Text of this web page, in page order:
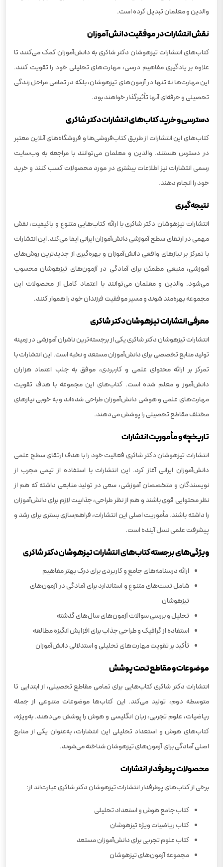
والدین و معلمان تبدیل کرده است.
نقش انتشارات در موفقیت دانش‌آموزان
کتاب‌های انتشارات تیزهوشان دکتر شاکری به دانش‌آموزان کمک می‌کنند تا
علاوه بر یادگیری مفاهیم درسی، مهارت‌های تحلیلی خود را تقویت کنند.
این مهارت‌ها نه تنها در آزمون‌های تیزهوشان، بلکه در تمامی مراحل زندگی
تحصیلی و حرفه‌ای آنها تأثیرگذار خواهند بود.
دسترسی و خرید کتاب‌های انتشارات دکتر شاکری
کتاب‌های این انتشارات از طریق کتاب‌فروشی‌ها و فروشگاه‌های آنلاین معتبر
در دسترس هستند. والدین و معلمان می‌توانند با مراجعه به وب‌سایت
رسمی انتشارات نیز اطلاعات بیشتری در مورد محصولات کسب کنند و خرید
خود را انجام دهند.
نتیجه‌گیری
انتشارات تیزهوشان دکتر شاکری با ارائه کتاب‌هایی متنوع و باکیفیت، نقش
مهمی در ارتقای سطح آموزشی دانش‌آموزان ایرانی ایفا می‌کند. این انتشارات
با تمرکز بر نیازهای واقعی دانش‌آموزان و بهره‌گیری از جدیدترین روش‌های
آموزشی، منبعی مطمئن برای آمادگی در آزمون‌های تیزهوشان محسوب
می‌شود. والدین و معلمان می‌توانند با اعتماد کامل از محصولات این
مجموعه بهره‌مند شوند و مسیر موفقیت فرزندان خود را هموار کنند.
معرفی انتشارات تیزهوشان دکتر شاکری
انتشارات تیزهوشان دکتر شاکری یکی از برجسته‌ترین ناشران آموزشی در زمینه
تولید منابع تخصصی برای دانش‌آموزان مستعد و نخبه است. این انتشارات با
تمرکز بر ارائه محتوای علمی و کاربردی، موفق به جلب اعتماد هزاران
دانش‌آموز و معلم شده است. کتاب‌های این مجموعه با هدف تقویت
مهارت‌های علمی و هوشی دانش‌آموزان طراحی شده‌اند و به خوبی نیازهای
مختلف مقاطع تحصیلی را پوشش می‌دهند.
تاریخچه و مأموریت انتشارات
انتشارات تیزهوشان دکتر شاکری فعالیت خود را با هدف ارتقای سطح علمی
دانش‌آموزان ایرانی آغاز کرد. این انتشارات با استفاده از تیمی مجرب از
نویسندگان و متخصصان آموزشی، سعی در تولید منابعی داشته که هم از
نظر محتوایی قوی باشند و هم از نظر طراحی، جذابیت لازم برای دانش‌آموزان
را داشته باشند. مأموریت اصلی این انتشارات، فراهم‌سازی بستری برای رشد و
پیشرفت علمی نسل آینده است.
ویژگی‌های برجسته کتاب‌های انتشارات تیزهوشان دکتر شاکری
ارائه درسنامه‌های جامع و کاربردی برای درک بهتر مفاهیم
شامل تست‌های متنوع و استاندارد برای آمادگی در آزمون‌های
تیزهوشان
تحلیل و بررسی سوالات آزمون‌های سال‌های گذشته
استفاده از گرافیک و طراحی جذاب برای افزایش انگیزه مطالعه
تأکید بر تقویت مهارت‌های تحلیلی و استدلالی دانش‌آموزان
موضوعات و مقاطع تحت پوشش
انتشارات دکتر شاکری کتاب‌هایی برای تمامی مقاطع تحصیلی، از ابتدایی تا
متوسطه دوم، تولید می‌کند. این کتاب‌ها موضوعات متنوعی از جمله
ریاضیات، علوم تجربی، زبان انگلیسی و هوش را پوشش می‌دهند. به‌ویژه،
کتاب‌های هوش و استعداد تحلیلی این انتشارات، به‌عنوان یکی از منابع
اصلی آمادگی برای آزمون‌های تیزهوشان شناخته می‌شوند.
محصولات پرطرفدار انتشارات
برخی از کتاب‌های پرطرفدار انتشارات تیزهوشان دکتر شاکری عبارت‌اند از:
کتاب جامع هوش و استعداد تحلیلی
کتاب ریاضیات ویژه تیزهوشان
کتاب علوم تجربی برای دانش‌آموزان مستعد
مجموعه آزمون‌های تیزهوشان